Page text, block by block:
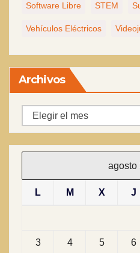
Software Libre STEM
Vehículos Eléctricos
Archivos
Archivos
agosto
L M X J
3 4 5 6